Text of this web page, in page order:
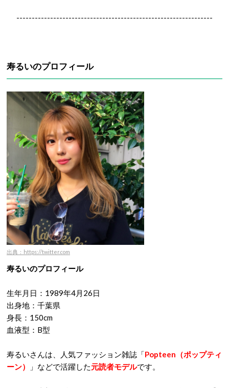
----------------------------------------------------------------
寿るいのプロフィール
出典：https://twitter.com
寿るいのプロフィール
生年月日：1989年4月26日
出身地：千葉県
身長：150cm
血液型：B型
寿るいさんは、人気ファッション雑誌「Popteen（ポップティ
ーン）
」などで活躍した元読者モデルです。